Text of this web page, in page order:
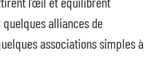
alliances de
associations simples à